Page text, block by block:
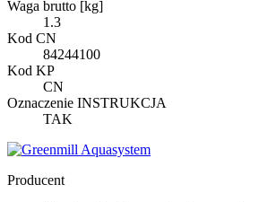
Waga brutto [kg]
1.3
Kod CN
84244100
Kod KP
CN
Oznaczenie INSTRUKCJA
TAK
Producent